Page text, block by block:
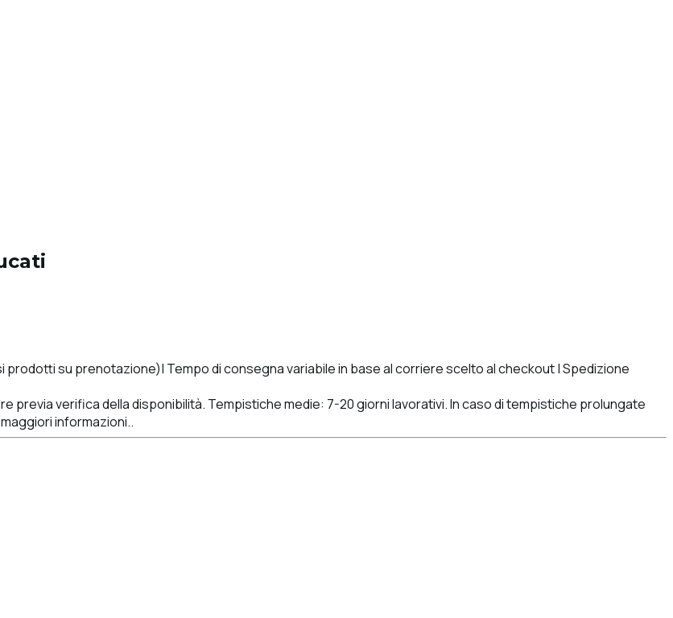
su prenotazione)| Tempo di consegna variabile in base al corriere scelto al checkout | Spedizione
previa verifica della disponibilità. Tempistiche medie: 7-20 giorni lavorativi. In caso di tempistiche prolungate
informazioni..